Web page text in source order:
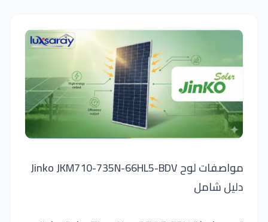
مواصفات لوح Jinko JKM710-735N-66HL5-BDV
دليل شامل